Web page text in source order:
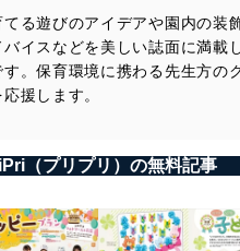
る遊びのアイデアや園内の装
バイスなどを美しい誌面に満載
。保育環境に携わる先生方の
援します。
（プリプリ）の無料記事